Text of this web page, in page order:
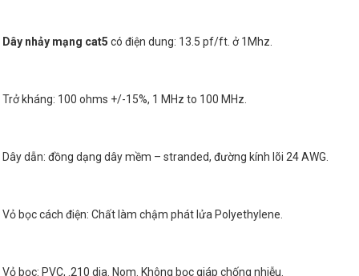
Dây nhảy mạng cat5 có điện dung: 13.5 pf/ft. ở 1Mhz.
Trở kháng: 100 ohms +/-15%, 1 MHz to 100 MHz.
Dây dẫn: đồng dạng dây mềm – stranded, đường kính lõi 24 AWG.
Vỏ bọc cách điện: Chất làm chậm phát lửa Polyethylene.
Vỏ bọc: PVC, .210 dia. Nom. Không bọc giáp chống nhiễu.